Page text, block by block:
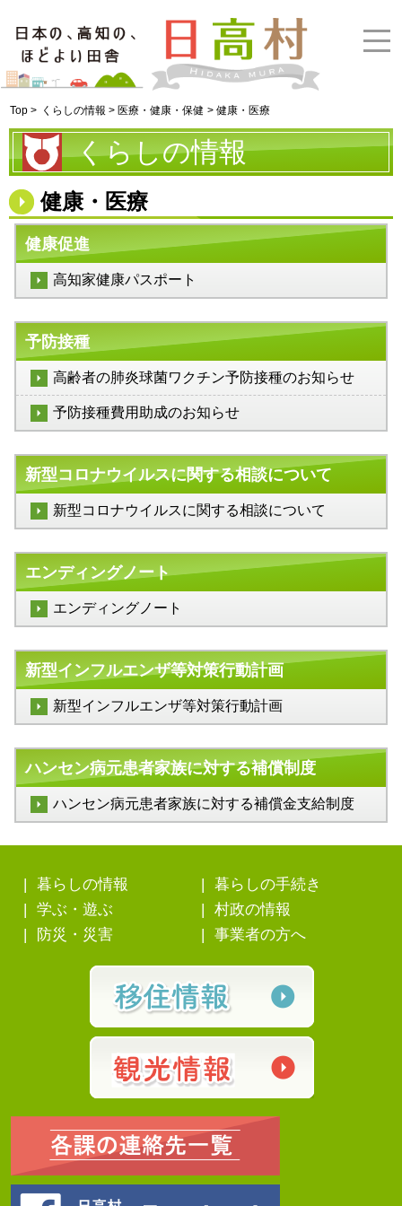
Top > くらしの情報 > 医療・健康・保健 > 健康・医療
くらしの情報
健康・医療
健康促進
高知家健康パスポート
予防接種
高齢者の肺炎球菌ワクチン予防接種のお知らせ
予防接種費用助成のお知らせ
新型コロナウイルスに関する相談について
新型コロナウイルスに関する相談について
エンディングノート
エンディングノート
新型インフルエンザ等対策行動計画
新型インフルエンザ等対策行動計画
ハンセン病元患者家族に対する補償制度
ハンセン病元患者家族に対する補償金支給制度
暮らしの情報
暮らしの手続き
学ぶ・遊ぶ
村政の情報
防災・災害
事業者の方へ